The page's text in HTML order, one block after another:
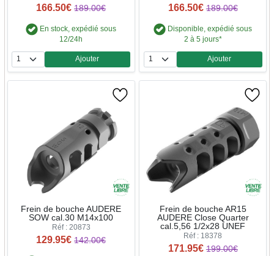
166.50€ 189.00€
En stock, expédié sous
12/24h
Quantité
Ajouter
166.50€ 189.00€
Disponible, expédié sous
2 à 5 jours*
Quantité
Ajouter
Frein de bouche AUDERE
SOW cal.30 M14x100
Réf : 20873
129.95€ 142.00€
Frein de bouche AR15
AUDERE Close Quarter
cal.5,56 1/2x28 UNEF
Réf : 18378
171.95€ 199.00€